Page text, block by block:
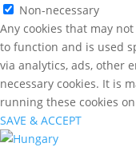
Non-necessary
Any cookies that may
to function and is used
via analytics, ads, other
necessary cookies. It is
running these cookies
SAVE & ACCEPT